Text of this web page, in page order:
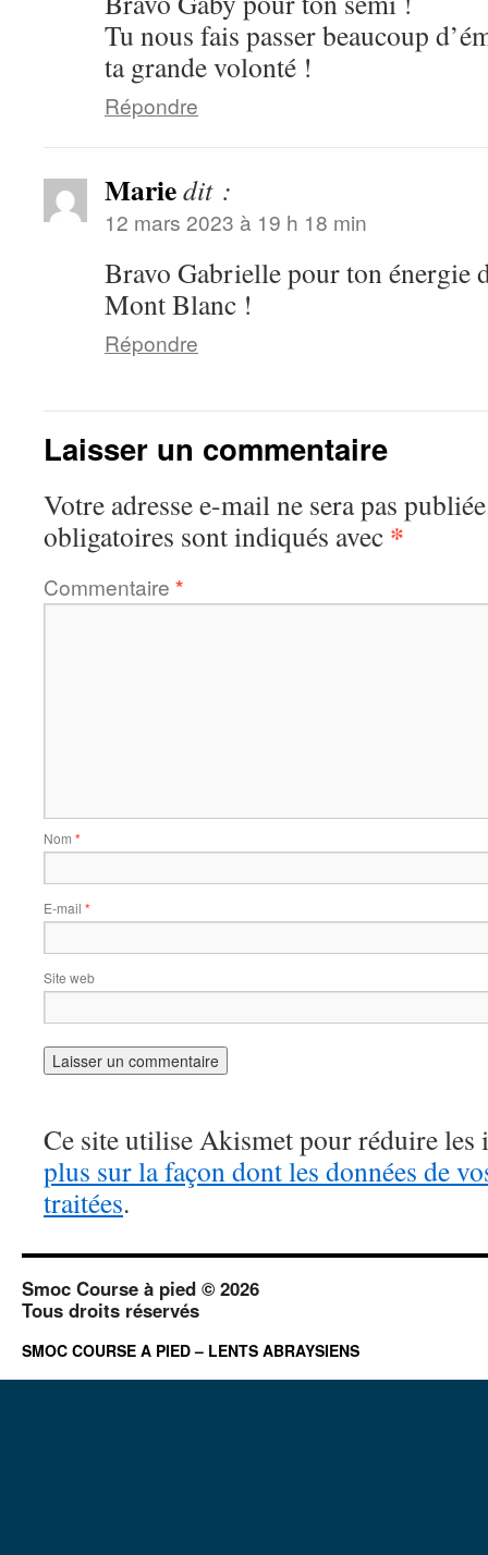
Tu nous fais passer beaucoup
ta grande volonté !
Répondre
Mariedit :
12 mars 2023 à 19 h 18 min
Bravo Gabrielle pour ton énergie
Mont Blanc !
Répondre
Laisser un commentaire
Votre adresse e-mail ne sera pas
obligatoires sont indiqués avec *
Commentaire *
Nom *
E-mail *
Site web
Ce site utilise Akismet pour réduire les
plus sur la façon dont les données de
traitées.
Smoc Course à pied © 2026
Tous droits réservés
SMOC COURSE A PIED – LENTS ABRAYSIENS